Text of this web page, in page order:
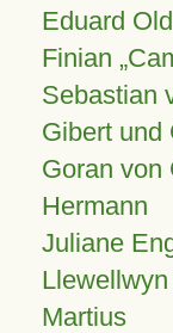
Eduard
Finian
Sebastian
Gibert und
Goran von
Hermann
Juliane
Martius